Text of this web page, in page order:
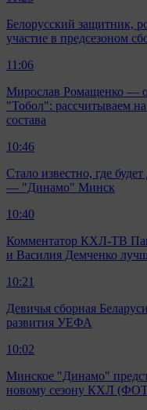
Белорусский защитник,
участие в предсезоном
11:06
Мирослав Ромащенко — о
"Тобол": рассчитываем
состава
10:46
Стало известно, где
— "Динамо" Минск
10:40
Комментатор КХЛ-ТВ
и Василия Демченко
10:21
Девичья сборная
развития УЕФА
10:02
Минское "Динамо"
новому сезону КХЛ